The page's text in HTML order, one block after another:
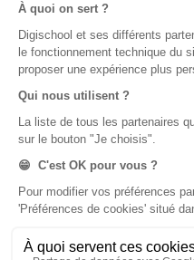
digiSchool Code
Code auto
Examens blancs
Réserver une session
Code gratuit
Code bateau
Examens blancs